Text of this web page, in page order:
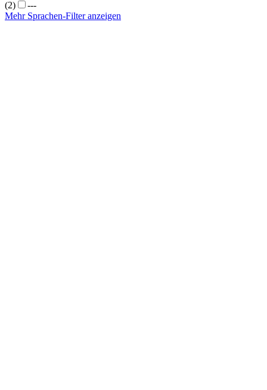
(2)
---
Mehr Sprachen-Filter anzeigen